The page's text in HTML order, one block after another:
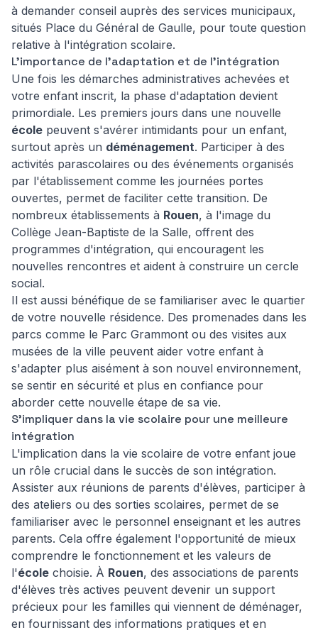
à demander conseil auprès des services municipaux,
situés Place du Général de Gaulle, pour toute question
relative à l'intégration scolaire.
L'importance de l'adaptation et de l'intégration
Une fois les démarches administratives achevées et
votre enfant inscrit, la phase d'adaptation devient
primordiale. Les premiers jours dans une nouvelle
école peuvent s'avérer intimidants pour un enfant,
surtout après un déménagement. Participer à des
activités parascolaires ou des événements organisés
par l'établissement comme les journées portes
ouvertes, permet de faciliter cette transition. De
nombreux établissements à Rouen, à l'image du
Collège Jean-Baptiste de la Salle, offrent des
programmes d'intégration, qui encouragent les
nouvelles rencontres et aident à construire un cercle
social.
Il est aussi bénéfique de se familiariser avec le quartier
de votre nouvelle résidence. Des promenades dans les
parcs comme le Parc Grammont ou des visites aux
musées de la ville peuvent aider votre enfant à
s'adapter plus aisément à son nouvel environnement,
se sentir en sécurité et plus en confiance pour
aborder cette nouvelle étape de sa vie.
S'impliquer dans la vie scolaire pour une meilleure
intégration
L'implication dans la vie scolaire de votre enfant joue
un rôle crucial dans le succès de son intégration.
Assister aux réunions de parents d'élèves, participer à
des ateliers ou des sorties scolaires, permet de se
familiariser avec le personnel enseignant et les autres
parents. Cela offre également l'opportunité de mieux
comprendre le fonctionnement et les valeurs de
l'école choisie. À Rouen, des associations de parents
d'élèves très actives peuvent devenir un support
précieux pour les familles qui viennent de déménager,
en fournissant des informations pratiques et en